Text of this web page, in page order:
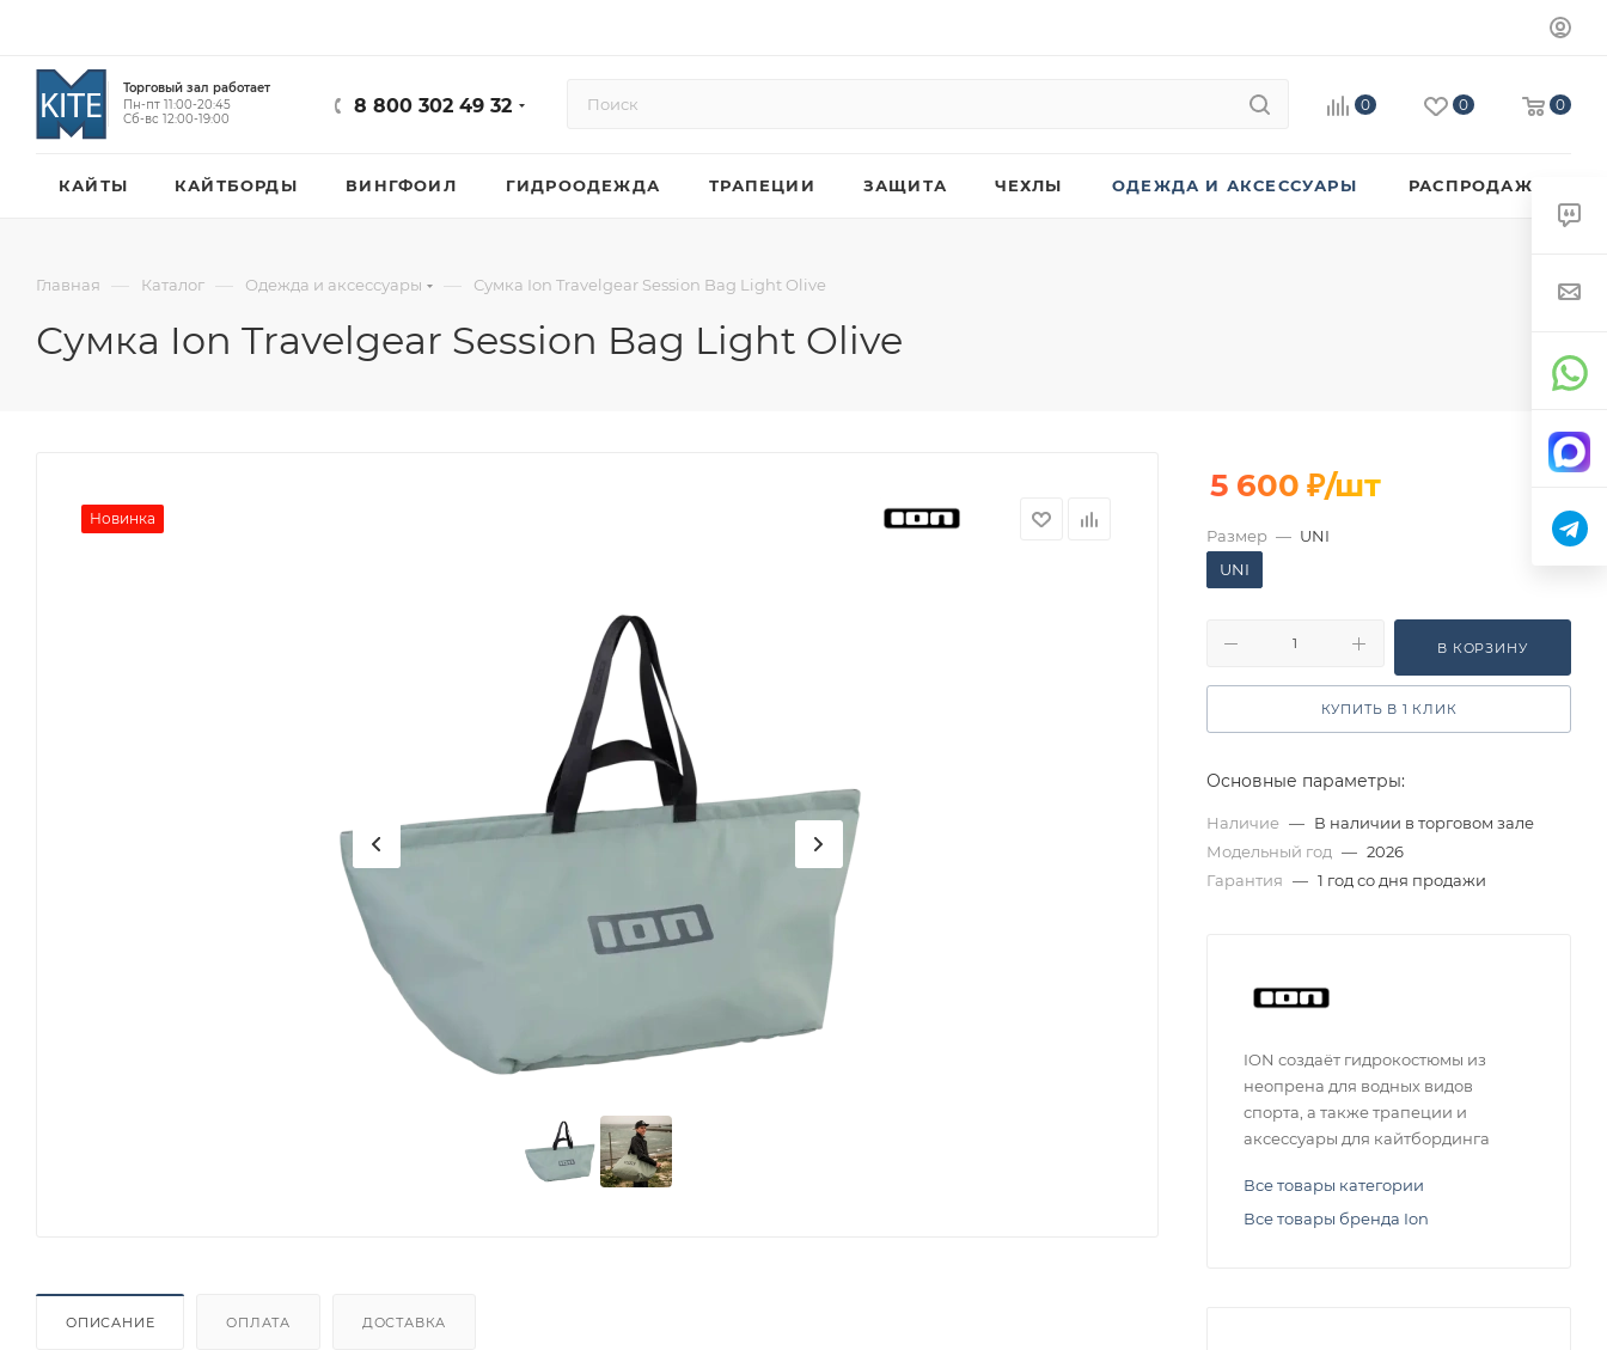
Торговый зал работает
Пн-пт 11:00-20:45
Сб-вс 12:00-19:00
8 800 302 49 32 0 0 0
КАЙТЫ КАЙТБОРДЫ ВИНГФОИЛ ГИДРООДЕЖДА ТРАПЕЦИИ ЗАЩИТА ЧЕХЛЫ ОДЕЖДА И АКСЕССУАРЫ РАСПРОДАЖА
Главная — Каталог — Одежда и аксессуары — Сумка Ion Travelgear Session Bag Light Olive
Сумка Ion Travelgear Session Bag Light Olive
Новинка
ОПИСАНИЕ ОПЛАТА ДОСТАВКА
5 600 ₽/шт
Размер — UNI
UNI
В КОРЗИНУ
КУПИТЬ В 1 КЛИК
Основные параметры:
Наличие — В наличии в торговом зале
Модельный год — 2026
Гарантия — 1 год со дня продажи
ION создаёт гидрокостюмы из
неопрена для водных видов
спорта, а также трапеции и
аксессуары для кайтбординга
Все товары категории
Все товары бренда Ion